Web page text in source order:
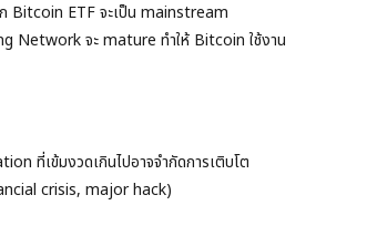
Bitcoin ETF จะเป็น mainstream
จะ mature ทำให้ Bitcoin ใช้งาน
ที่เข้มงวดเกินไปอาจจำกัดการเติบโต
crisis, major hack)